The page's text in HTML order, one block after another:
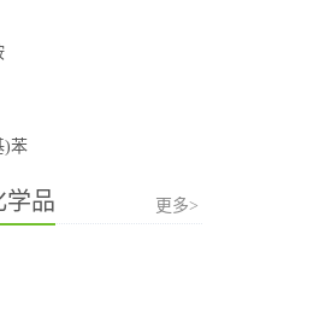
)苯
学品 更多>